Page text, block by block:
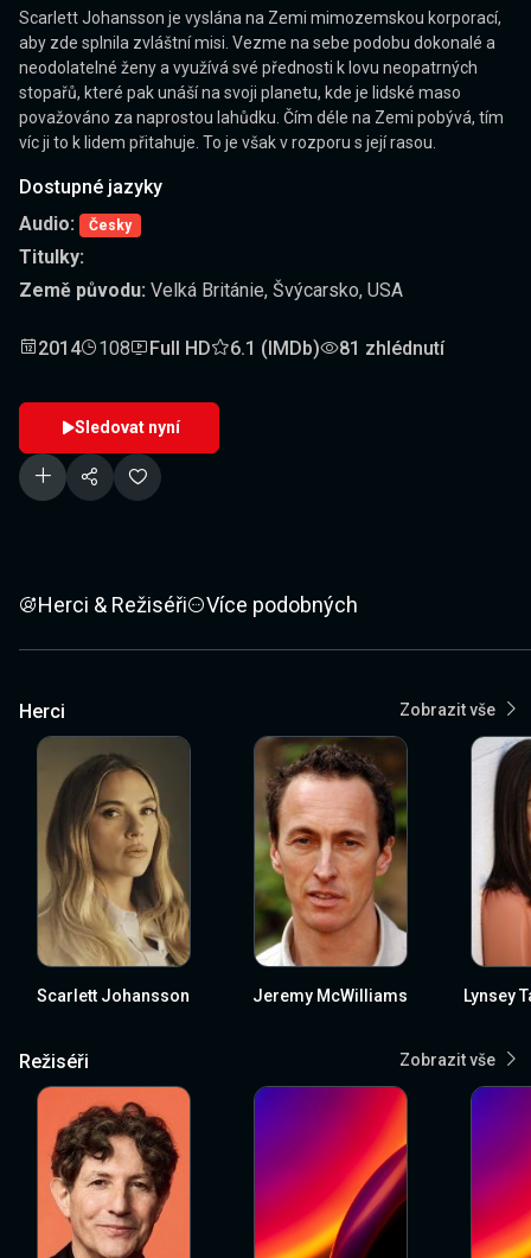
Scarlett Johansson je vyslána na Zemi mimozemskou korporací,
aby zde splnila zvláštní misi. Vezme na sebe podobu dokonalé a
neodolatelné ženy a využívá své přednosti k lovu neopatrných
stopařů, které pak unáší na svoji planetu, kde je lidské maso
považováno za naprostou lahůdku. Čím déle na Zemi pobývá, tím
víc ji to k lidem přitahuje. To je však v rozporu s její rasou.
Dostupné jazyky
Audio:
Česky
Titulky:
Země původu: Velká Británie, Švýcarsko, USA
2014 108 Full HD 6.1 (IMDb) 81 zhlédnutí
Sledovat nyní
Herci & Režiséři Více podobných
Herci Zobrazit vše
Scarlett Johansson Jeremy McWilliams Lynsey
Režiséři Zobrazit vše